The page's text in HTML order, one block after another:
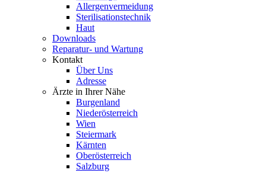
Allergenvermeidung
Sterilisationstechnik
Haut
Downloads
Reparatur- und Wartung
Kontakt
Über Uns
Adresse
Ärzte in Ihrer Nähe
Burgenland
Niederösterreich
Wien
Steiermark
Kärnten
Oberösterreich
Salzburg